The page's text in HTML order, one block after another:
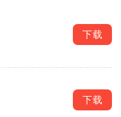
下载
下载